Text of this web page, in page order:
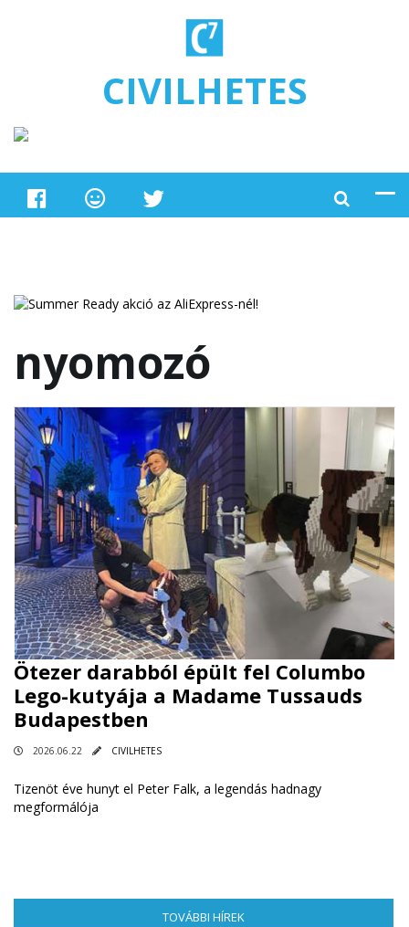
CIVILHETES
nyomozó
Ötezer darabból épült fel Columbo
Lego-kutyája a Madame Tussauds
Budapestben
2026.06.22 CIVILHETES
Tizenöt éve hunyt el Peter Falk, a legendás hadnagy
megformálója
TOVÁBBI HÍREK